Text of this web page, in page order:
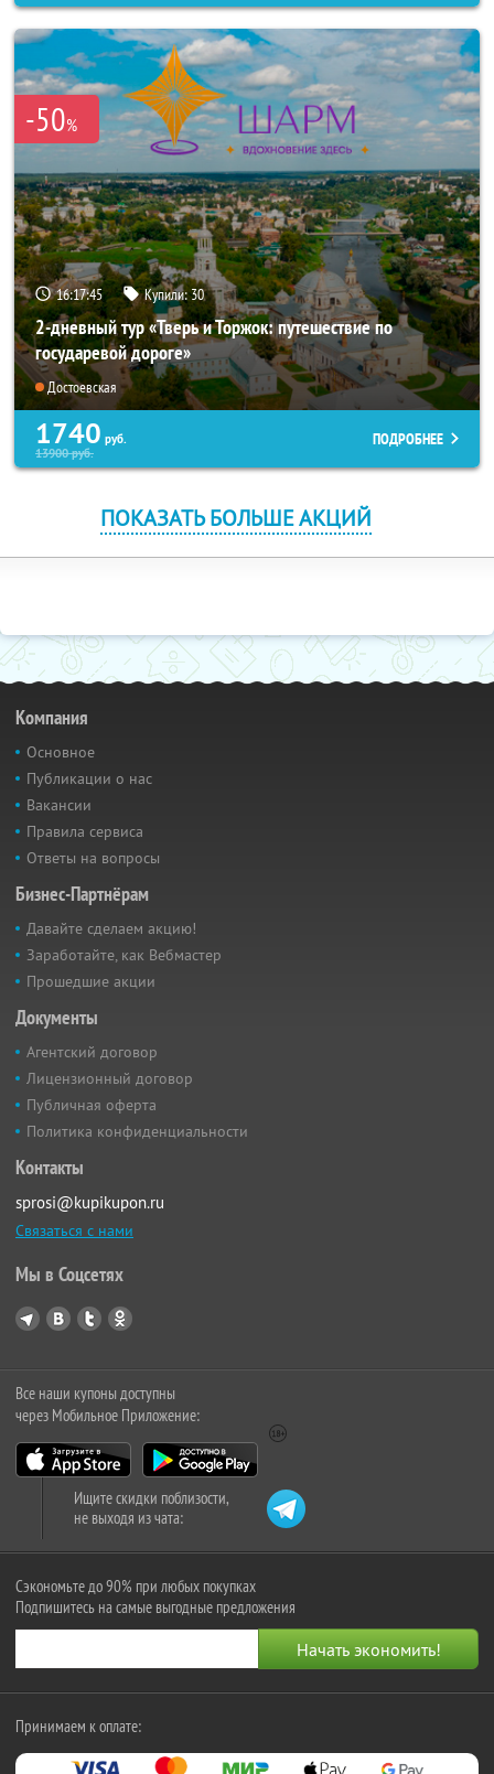
-50%
16:17:44 Купили:30
2-дневный тур «Тверь и Торжок: путешествие по
государевой дороге»
Достоевская
1740 руб.
13900руб.
ПОДРОБНЕЕ
ПОКАЗАТЬ БОЛЬШЕ АКЦИЙ
Компания
Основное
Публикации о нас
Вакансии
Правила сервиса
Ответы на вопросы
Бизнес-Партнёрам
Давайте сделаем акцию!
Заработайте, как Вебмастер
Прошедшие акции
Документы
Агентский договор
Лицензионный договор
Публичная оферта
Политика конфиденциальности
Контакты
sprosi@kupikupon.ru
Связаться с нами
Мы в Соцсетях
Все наши купоны доступны
через Мобильное Приложение:
Ищите скидки поблизости,
не выходя из чата:
Сэкономьте до 90% при любых покупках
Подпишитесь на самые выгодные предложения
Принимаем к оплате: